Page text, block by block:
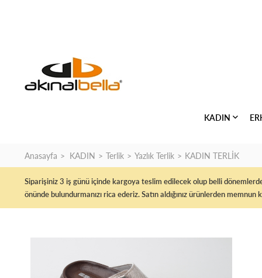
KADIN
Anasayfa KADIN Terlik Yazlık Terlik KADIN TERLİK
Siparişiniz 3 iş günü içinde kargoya teslim edilecek olup belli
önünde bulundurmanızı rica ederiz. Satın aldığınız ürünlerden